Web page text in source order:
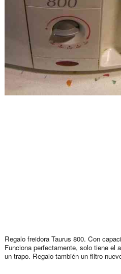
Regalo freidora Taurus 800. Con
Funciona perfectamente, solo tiene el
un trapo. Regalo también un filtro